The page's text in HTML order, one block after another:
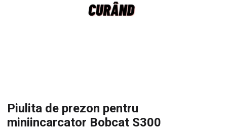
Piulita de prezon pentru
miniincarcator Bobcat S300